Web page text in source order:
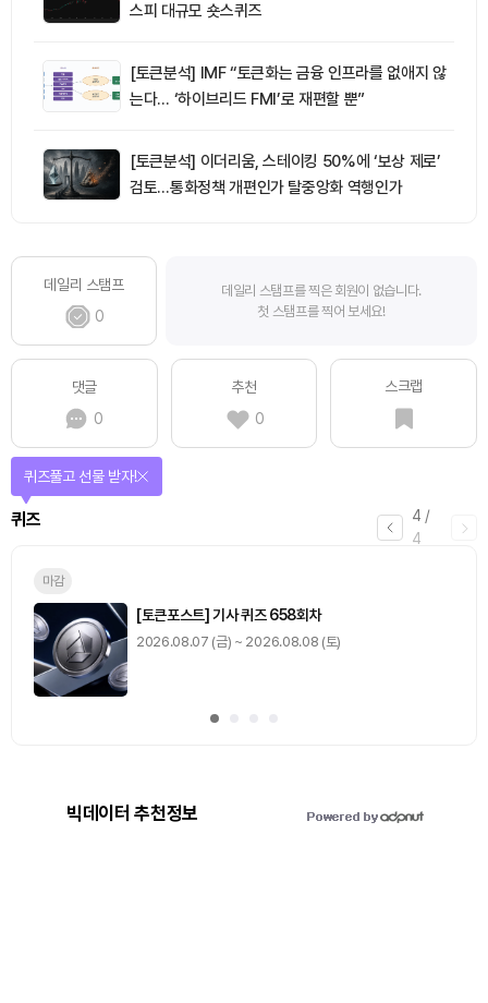
스피 대규모 숏스퀴즈
[토큰분석] IMF “토큰화는 금융 인프라를 없애지 않
는다… ‘하이브리드 FMI’로 재편할 뿐”
[토큰분석] 이더리움, 스테이킹 50%에 ‘보상 제로’
검토…통화정책 개편인가 탈중앙화 역행인가
데일리 스탬프
0
데일리 스탬프를 찍은 회원이 없습니다.
첫 스탬프를 찍어 보세요!
댓글
0
추천
0
스크랩
1/
미션
매일 미션을 완료하고 보상을 획득!
기사 스탬프
빅데이터 추천정보